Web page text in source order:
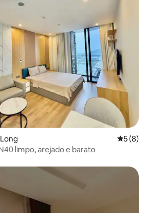
5 de
5 (8)
limpo, arejado e barato